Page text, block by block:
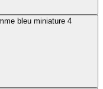
Jobe Unify gilet de sauvetage 50N homme bleu miniature 4